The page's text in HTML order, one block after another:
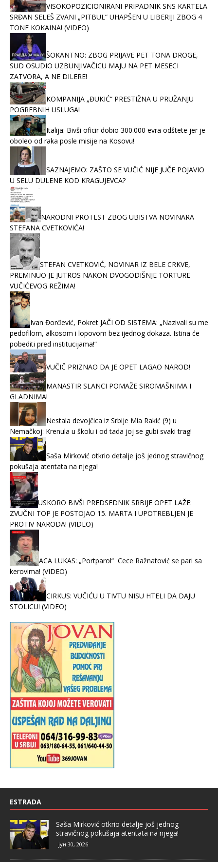
VISOKOPOZICIONIRANI PRIPADNIK SNS KARTELA
SRĐAN SELEŠ ZVANI „PITBUL“ UHAPŠEN U LIBERIJI ZBOG 4
TONE KOKAINA! (VIDEO)
ŠOKANTNO: ZBOG PRIJAVE PET TONA DROGE,
SUD OSUDIO UZBUNJIVAČICU MAJU NA PET MESECI
ZATVORA, A NE DILERE!
KOMPANIJA „ĐUKIĆ“ PRESTIŽNA U PRUŽANJU
POGREBNIH USLUGA!
Italija: Bivši oficir dobio 300.000 evra odštete jer je
oboleo od raka posle misije na Kosovu!
SAZNAJEMO: ZAŠTO SE VUČIĆ NIJE JUČE POJAVIO
U SELU DULENE KOD KRAGUJEVCA?
NARODNI PROTEST ZBOG UBISTVA NOVINARA
STEFANA CVETKOVIĆA!
STEFAN CVETKOVIĆ, NOVINAR IZ BELE CRKVE,
PREMINUO JE JUTROS NAKON DVOGODIŠNJE TORTURE
VUČIĆEVOG REŽIMA!
Ivan Đorđević, Pokret JAČI OD SISTEMA: „Nazivali su me
pedofilom, alkosom i lopovom bez ijednog dokaza. Istina će
pobediti pred institucijama!“
VUČIČ PRIZNAO DA JE OPET LAGAO NAROD!
MANASTIR SLANCI POMAŽE SIROMAŠNIMA I
GLADNIMA!
Nestala devojčica iz Srbije Mia Rakić (9) u
Nemačkoj: Krenula u školu i od tada joj se gubi svaki trag!
Saša Mirković otkrio detalje još jednog stravičnog
pokušaja atentata na njega!
USKORO BIVŠI PREDSEDNIK SRBIJE OPET LAŽE:
ZVUČNI TOP JE POSTOJAO 15. MARTA I UPOTREBLJEN JE
PROTIV NARODA! (VIDEO)
ACA LUKAS: „Portparol“ Cece Ražnatović se pari sa
kerovima! (VIDEO)
CIRKUS: VUČIĆU U TIVTU NISU HTELI DA DAJU
STOLICU! (VIDEO)
ESTRADA
Saša Mirković otkrio detalje još jednog
stravičnog pokušaja atentata na njega!
јун 30, 2026